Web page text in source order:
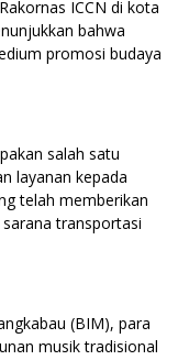
ICCN di kota
bahwa
promosi budaya
salah satu
layanan kepada
telah memberikan
transportasi
(BIM), para
musik tradisional